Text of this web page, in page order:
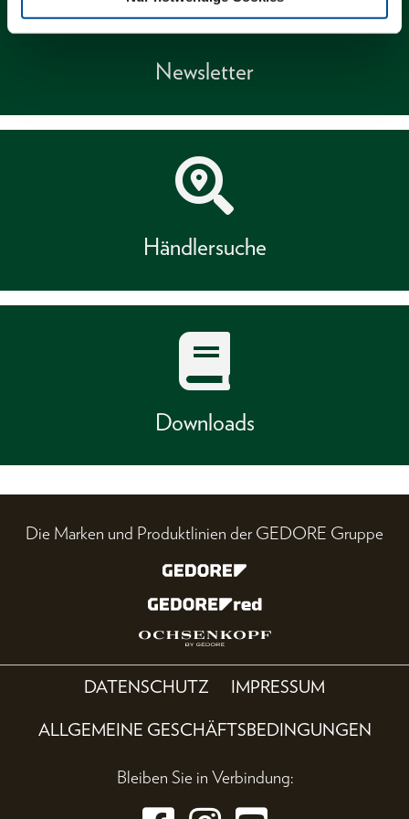
Newsletter
Händlersuche
Downloads
Die Marken und Produktlinien der GEDORE Gruppe
DATENSCHUTZ IMPRESSUM
ALLGEMEINE GESCHÄFTSBEDINGUNGEN
Bleiben Sie in Verbindung: